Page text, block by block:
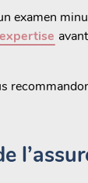
examen